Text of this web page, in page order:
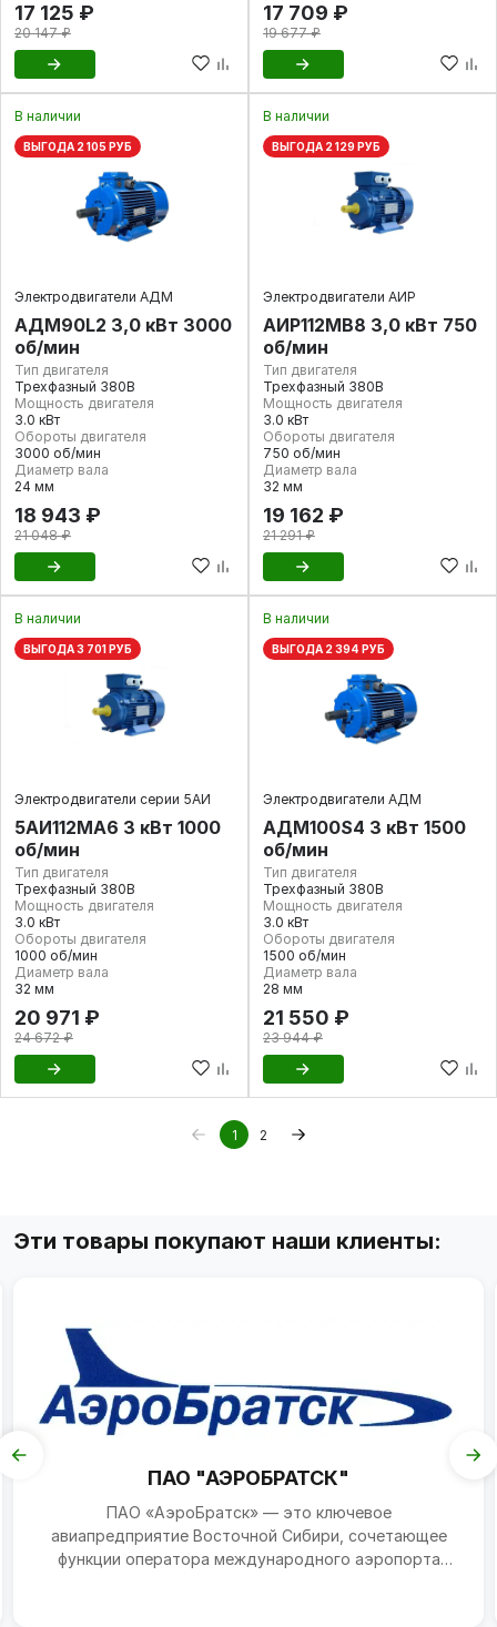
17 125 ₽
20 147 ₽
17 709 ₽
19 677 ₽
В наличии
ВЫГОДА 2 105 РУБ
Электродвигатели АДМ
АДМ90L2 3,0 кВт 3000
об/мин
Тип двигателя
Трехфазный 380В
Мощность двигателя
3.0 кВт
Обороты двигателя
3000 об/мин
Диаметр вала
24 мм
18 943 ₽
21 048 ₽
В наличии
ВЫГОДА 2 129 РУБ
Электродвигатели АИР
АИР112МВ8 3,0 кВт 750
об/мин
Тип двигателя
Трехфазный 380В
Мощность двигателя
3.0 кВт
Обороты двигателя
750 об/мин
Диаметр вала
32 мм
19 162 ₽
21 291 ₽
В наличии
ВЫГОДА 3 701 РУБ
Электродвигатели серии 5АИ
5АИ112MA6 3 кВт 1000
об/мин
Тип двигателя
Трехфазный 380В
Мощность двигателя
3.0 кВт
Обороты двигателя
1000 об/мин
Диаметр вала
32 мм
20 971 ₽
24 672 ₽
В наличии
ВЫГОДА 2 394 РУБ
Электродвигатели АДМ
АДМ100S4 3 кВт 1500
об/мин
Тип двигателя
Трехфазный 380В
Мощность двигателя
3.0 кВт
Обороты двигателя
1500 об/мин
Диаметр вала
28 мм
21 550 ₽
23 944 ₽
1 2
Эти товары покупают наши клиенты:
ПАО "АЭРОБРАТСК"
ПАО «АэроБратск» — это ключевое
авиапредприятие Восточной Сибири, сочетающее
функции оператора международного аэропорта